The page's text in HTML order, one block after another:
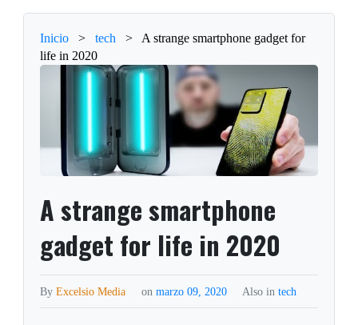
Inicio > tech >
A strange smartphone gadget for
life in 2020
A strange smartphone
gadget for life in 2020
ByExcelsio Media on marzo 09, 2020 Also in tech